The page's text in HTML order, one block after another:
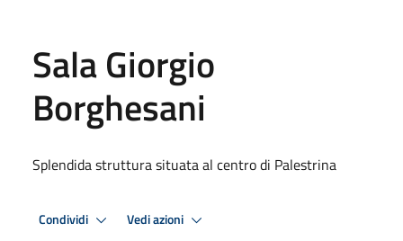
Sala Giorgio
Borghesani
Splendida struttura situata al centro di Palestrina
Condividi Vedi azioni